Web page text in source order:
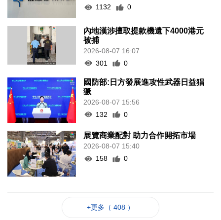
1132
0
內地漢涉擅取提款機遺下4000港元
被捕
2026-08-07 16:07
301
0
國防部:日方發展進攻性武器日益猖
獗
2026-08-07 15:56
132
0
展覽商業配對 助力合作開拓市場
2026-08-07 15:40
158
0
+更多（ 408 ）